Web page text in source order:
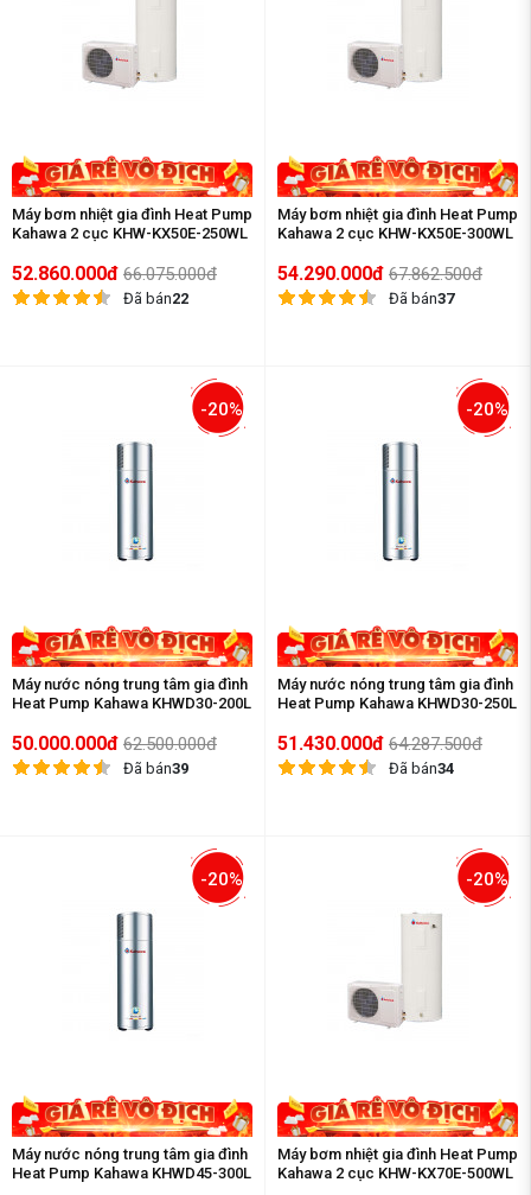
Máy bơm nhiệt gia đình Heat Pump
Kahawa 2 cục KHW-KX50E-250WL
52.860.000đ 66.075.000đ
Đã bán22
Máy bơm nhiệt gia đình Heat Pump
Kahawa 2 cục KHW-KX50E-300WL
54.290.000đ 67.862.500đ
Đã bán37
-20%
Máy nước nóng trung tâm gia đình
Heat Pump Kahawa KHWD30-200L
50.000.000đ 62.500.000đ
Đã bán39
-20%
Máy nước nóng trung tâm gia đình
Heat Pump Kahawa KHWD30-250L
51.430.000đ 64.287.500đ
Đã bán34
-20%
Máy nước nóng trung tâm gia đình
Heat Pump Kahawa KHWD45-300L
-20%
Máy bơm nhiệt gia đình Heat Pump
Kahawa 2 cục KHW-KX70E-500WL